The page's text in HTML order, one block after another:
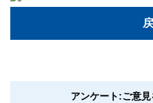
アンケート:ご意